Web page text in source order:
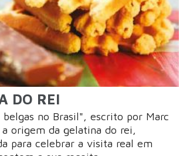
DO REI
belgas no Brasil", escrito por Marc
origem da gelatina do rei,
para celebrar a visita real em